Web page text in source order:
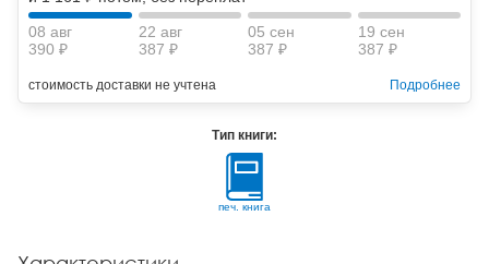
08 авг
390 ₽
22 авг
387 ₽
05 сен
387 ₽
19 сен
387 ₽
стоимость доставки не учтена Подробнее
Тип книги:
печ. книга